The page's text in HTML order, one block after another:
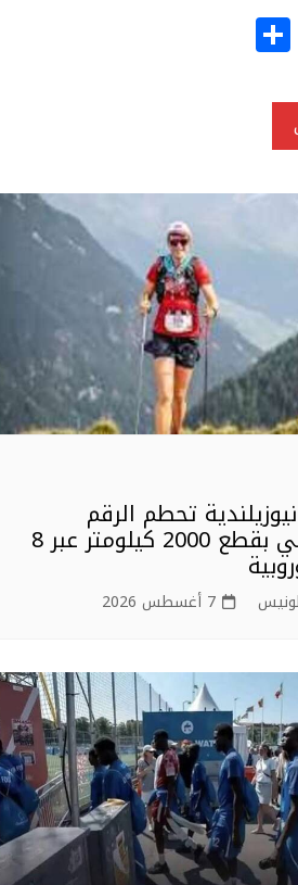
T
w
itt
e
تحطم الرقم
القياسي بقطع 2000 كيلومتر عبر 8
7 أغسطس 2026